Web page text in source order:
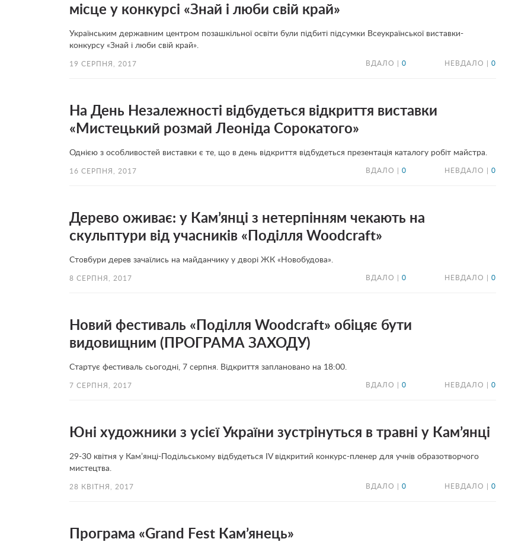
місце у конкурсі «Знай і люби свій край»
Українським державним центром позашкільної освіти були підбиті підсумки Всеукраїнської виставки-
конкурсу «Знай і люби свій край».
19 СЕРПНЯ, 2017 ВДАЛО | 0 НЕВДАЛО | 0
На День Незалежності відбудеться відкриття виставки
«Мистецький розмай Леоніда Сорокатого»
Однією з особливостей виставки є те, що в день відкриття відбудеться презентація каталогу робіт майстра.
16 СЕРПНЯ, 2017 ВДАЛО | 0 НЕВДАЛО | 0
Дерево оживає: у Кам’янці з нетерпінням чекають на
скульптури від учасників «Поділля Woodcraft»
Стовбури дерев зачаїлись на майданчику у дворі ЖК «Новобудова».
8 СЕРПНЯ, 2017 ВДАЛО | 0 НЕВДАЛО | 0
Новий фестиваль «Поділля Woodcraft» обіцяє бути
видовищним (ПРОГРАМА ЗАХОДУ)
Стартує фестиваль сьогодні, 7 серпня. Відкриття заплановано на 18:00.
7 СЕРПНЯ, 2017 ВДАЛО | 0 НЕВДАЛО | 0
Юні художники з усієї України зустрінуться в травні у Кам’янці
29-30 квітня у Кам’янці-Подільському відбудеться ІV відкритий конкурс-пленер для учнів образотворчого
мистецтва.
28 КВІТНЯ, 2017 ВДАЛО | 0 НЕВДАЛО | 0
Програма «Grand Fest Кам’янець»